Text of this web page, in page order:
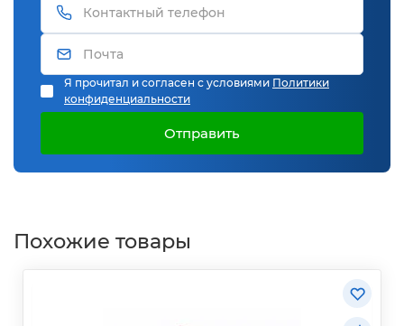
Я прочитал и согласен с условиями Политики
конфиденциальности
Отправить
Похожие товары